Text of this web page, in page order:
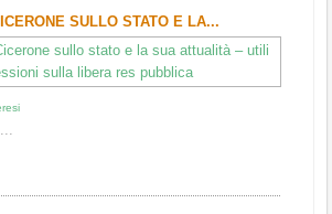
SULLO STATO E LA...